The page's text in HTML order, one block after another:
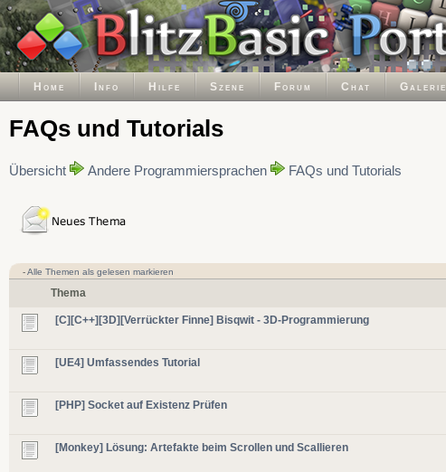
Home Info Hilfe Szene Forum Chat Galerie
FAQs und Tutorials
Übersicht Andere Programmiersprachen FAQs und Tutorials
-Alle Themen als gelesen markieren
Thema
[C][C++][3D][Verrückter Finne] Bisqwit - 3D-Programmierung
[UE4] Umfassendes Tutorial
[PHP] Socket auf Existenz Prüfen
[Monkey] Lösung: Artefakte beim Scrollen und Scallieren